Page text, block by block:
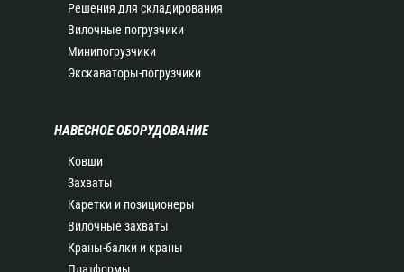
Решения для складирования
Вилочные погрузчики
Минипогрузчики
Экскаваторы-погрузчики
НАВЕСНОЕ ОБОРУДОВАНИЕ
Ковши
Захваты
Каретки и позиционеры
Вилочные захваты
Краны-балки и краны